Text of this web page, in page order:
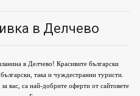
в Делчево
в Делчево! Красивите български
така и чуждестранни туристи.
вас, са най-добрите оферти от сайтовете